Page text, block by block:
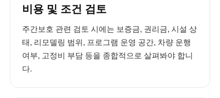
비용 및 조건 검토
주간보호 관련 검토 시에는 보증금, 권리금, 시설 상
태, 리모델링 범위, 프로그램 운영 공간, 차량 운행
여부, 고정비 부담 등을 종합적으로 살펴봐야 합니
다.